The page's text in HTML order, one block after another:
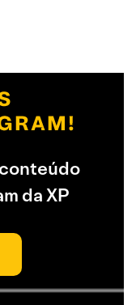
da XP